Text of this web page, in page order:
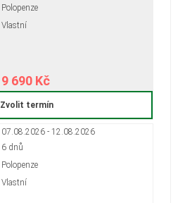
Polopenze
Vlastní
9 690 Kč
Zvolit termín
07.08.2026 - 12.08.2026
6 dnů
Polopenze
Vlastní